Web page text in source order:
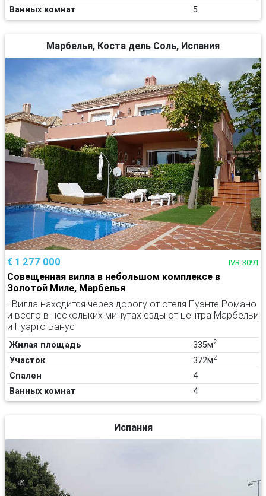
Ванных комнат
5
Марбелья, Коста дель Соль, Испания
€ 1 277 000 IVR-3091
Совещенная вилла в небольшом комплексе в
Золотой Миле, Марбелья
. Вилла находится через дорогу от отеля Пуэнте Романо
и всего в нескольких минутах езды от центра Марбельи
и Пуэрто Банус
Жилая площадь 335м2
Участок 372м2
Спален
4
Ванных комнат
4
Испания